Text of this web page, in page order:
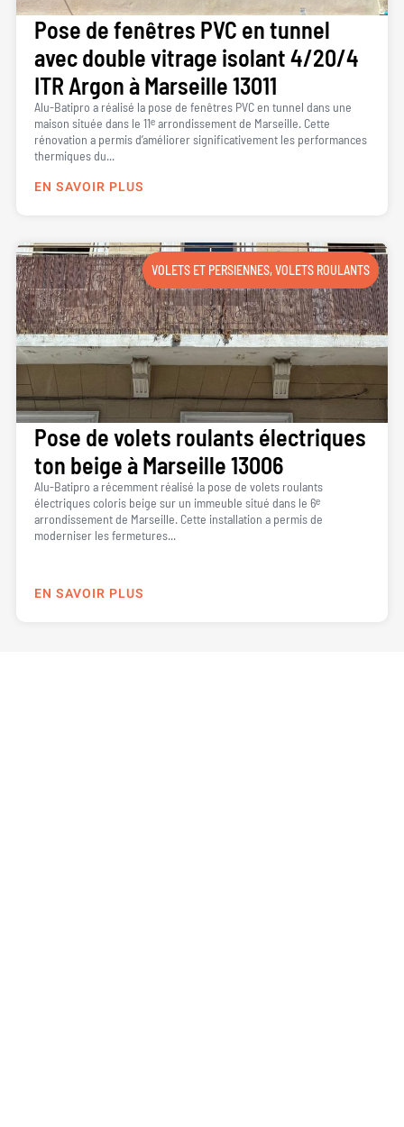
Pose de fenêtres PVC en tunnel
avec double vitrage isolant 4/20/4
ITR Argon à Marseille 13011
Alu-Batipro a réalisé la pose de fenêtres PVC en tunnel dans une
maison située dans le 11ᵉ arrondissement de Marseille. Cette
rénovation a permis d’améliorer significativement les performances
thermiques du...
EN SAVOIR PLUS
VOLETS ET PERSIENNES,VOLETS ROULANTS
Pose de volets roulants électriques
ton beige à Marseille 13006
Alu-Batipro a récemment réalisé la pose de volets roulants
électriques coloris beige sur un immeuble situé dans le 6ᵉ
arrondissement de Marseille. Cette installation a permis de
moderniser les fermetures...
EN SAVOIR PLUS